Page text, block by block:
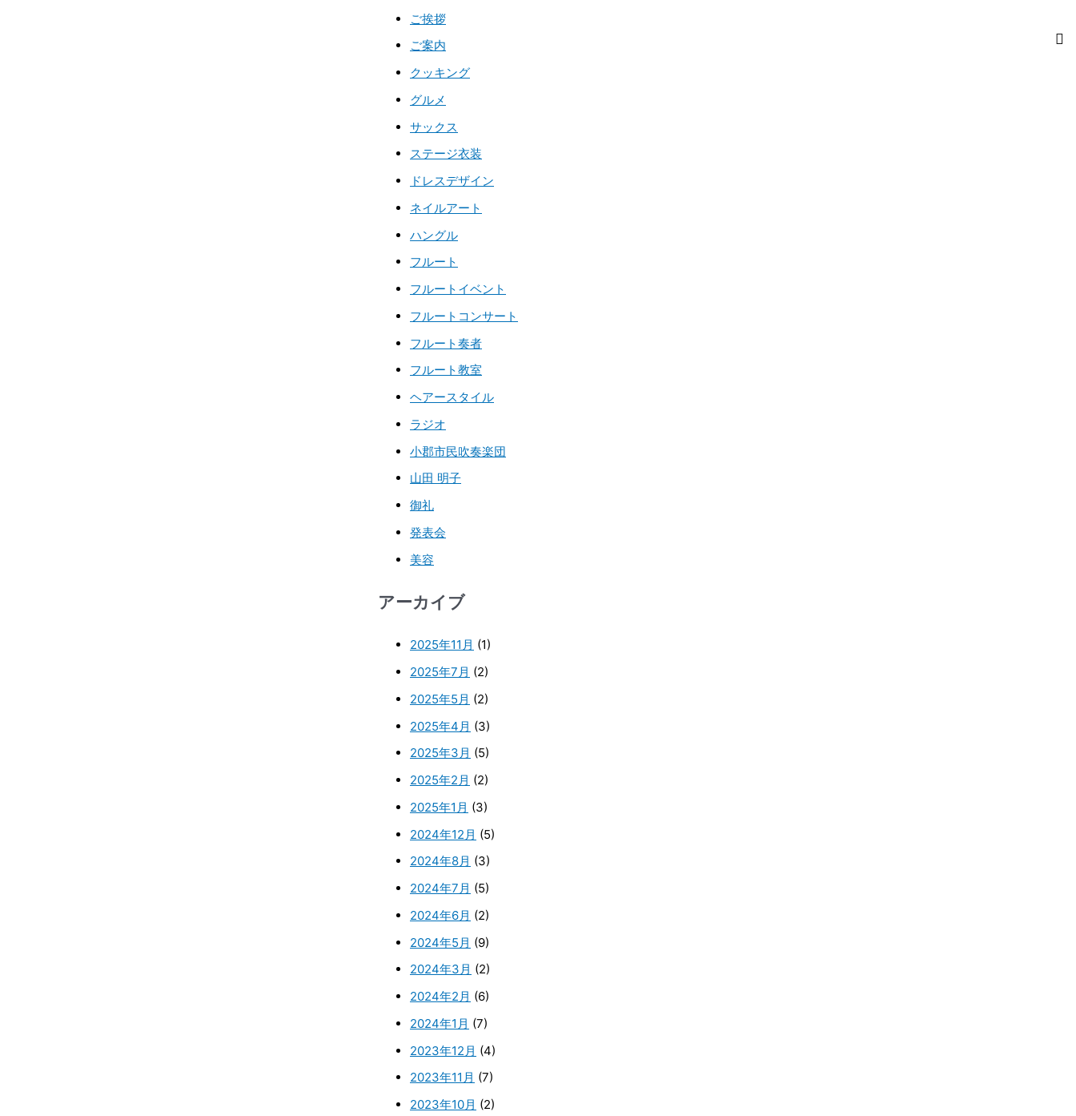
ご挨拶
ご案内
クッキング
グルメ
サックス
ステージ衣装
ドレスデザイン
ネイルアート
ハングル
フルート
フルートイベント
フルートコンサート
フルート奏者
フルート教室
ヘアースタイル
ラジオ
小郡市民吹奏楽団
山田 明子
御礼
発表会
美容
アーカイブ
2025年11月 (1)
2025年7月 (2)
2025年5月 (2)
2025年4月 (3)
2025年3月 (5)
2025年2月 (2)
2025年1月 (3)
2024年12月 (5)
2024年8月 (3)
2024年7月 (5)
2024年6月 (2)
2024年5月 (9)
2024年3月 (2)
2024年2月 (6)
2024年1月 (7)
2023年12月 (4)
2023年11月 (7)
2023年10月 (2)